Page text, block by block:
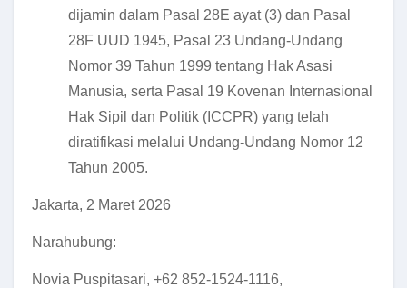
dijamin dalam Pasal 28E ayat (3) dan Pasal
28F UUD 1945, Pasal 23 Undang-Undang
Nomor 39 Tahun 1999 tentang Hak Asasi
Manusia, serta Pasal 19 Kovenan Internasional
Hak Sipil dan Politik (ICCPR) yang telah
diratifikasi melalui Undang-Undang Nomor 12
Tahun 2005.
Jakarta, 2 Maret 2026
Narahubung:
Novia Puspitasari, +62 852-1524-1116,